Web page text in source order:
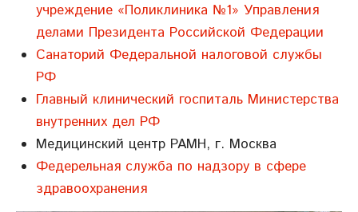
учреждение «Поликлиника №1» Управления
делами Президента Российской Федерации
Санаторий Федеральной налоговой службы
РФ
Главный клинический госпиталь Министерства
внутренних дел РФ
Медицинский центр РАМН, г. Москва
Федерельная служба по надзору в сфере
здравоохранения